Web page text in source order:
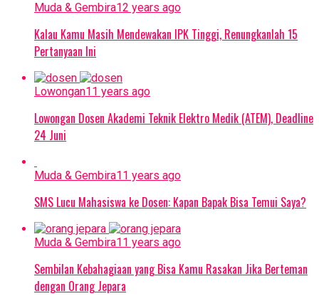
Muda & Gembira12 years ago
Kalau Kamu Masih Mendewakan IPK Tinggi, Renungkanlah 15
Pertanyaan Ini
Lowongan11 years ago
Lowongan Dosen Akademi Teknik Elektro Medik (ATEM), Deadline
24 Juni
Muda & Gembira11 years ago
SMS Lucu Mahasiswa ke Dosen: Kapan Bapak Bisa Temui Saya?
Muda & Gembira11 years ago
Sembilan Kebahagiaan yang Bisa Kamu Rasakan Jika Berteman
dengan Orang Jepara